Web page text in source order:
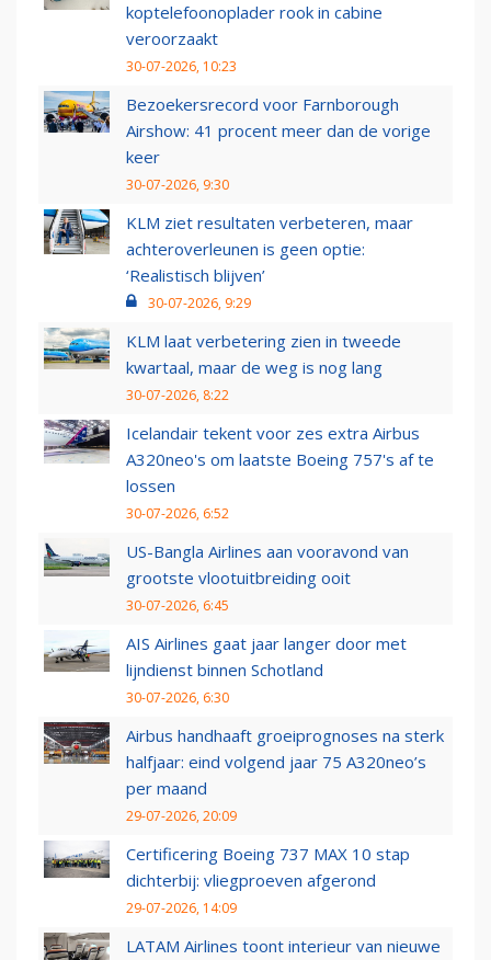
koptelefoonoplader rook in cabine
veroorzaakt
30-07-2026, 10:23
Bezoekersrecord voor Farnborough
Airshow: 41 procent meer dan de vorige
keer
30-07-2026, 9:30
KLM ziet resultaten verbeteren, maar
achteroverleunen is geen optie:
‘Realistisch blijven’
30-07-2026, 9:29
KLM laat verbetering zien in tweede
kwartaal, maar de weg is nog lang
30-07-2026, 8:22
Icelandair tekent voor zes extra Airbus
A320neo's om laatste Boeing 757's af te
lossen
30-07-2026, 6:52
US-Bangla Airlines aan vooravond van
grootste vlootuitbreiding ooit
30-07-2026, 6:45
AIS Airlines gaat jaar langer door met
lijndienst binnen Schotland
30-07-2026, 6:30
Airbus handhaaft groeiprognoses na sterk
halfjaar: eind volgend jaar 75 A320neo’s
per maand
29-07-2026, 20:09
Certificering Boeing 737 MAX 10 stap
dichterbij: vliegproeven afgerond
29-07-2026, 14:09
LATAM Airlines toont interieur van nieuwe